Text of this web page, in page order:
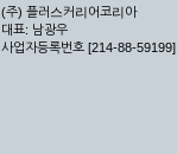
(주) 플러스커리어코리아
대표: 남광우
사업자등록번호 [214-88-59199]